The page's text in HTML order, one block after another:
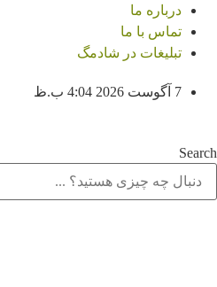
پرش
محتوا
درباره ما
تماس با ما
تبلیغات در شادمگ
7 آگوست 2026 4:04 ب.ظ
Search